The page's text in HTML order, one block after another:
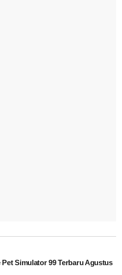
Pet Simulator 99 Terbaru Agustus